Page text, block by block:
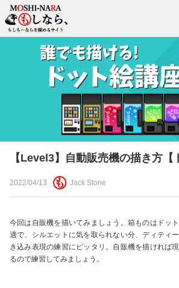
【Level3】自動販売機の描き方【
2022/04/13 Jack Stone
今回は自販機を描いてみましょう。箱ものはドッ
適で、シルエットに気を取られない分、ディティ
き込み表現の練習にピッタリ。自販機を描ければ
るので練習してみましょう。